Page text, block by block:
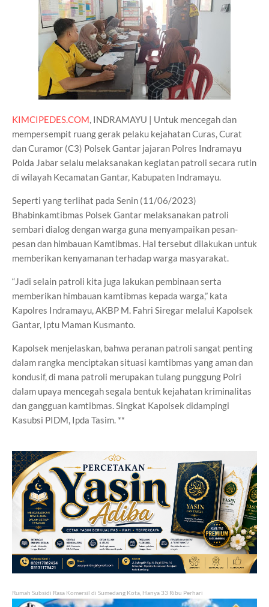
KIMCIPEDES.COM, INDRAMAYU | Untuk mencegah dan
mempersempit ruang gerak pelaku kejahatan Curas, Curat
dan Curamor (C3) Polsek Gantar jajaran Polres Indramayu
Polda Jabar selalu melaksanakan kegiatan patroli secara rutin
di wilayah Kecamatan Gantar, Kabupaten Indramayu.
Seperti yang terlihat pada Senin (11/06/2023)
Bhabinkamtibmas Polsek Gantar melaksanakan patroli
sembari dialog dengan warga guna menyampaikan pesan-
pesan dan himbauan Kamtibmas. Hal tersebut dilakukan untuk
memberikan kenyamanan terhadap warga masyarakat.
“Jadi selain patroli kita juga lakukan pembinaan serta
memberikan himbauan kamtibmas kepada warga,” kata
Kapolres Indramayu, AKBP M. Fahri Siregar melalui Kapolsek
Gantar, Iptu Maman Kusmanto.
Kapolsek menjelaskan, bahwa peranan patroli sangat penting
dalam rangka menciptakan situasi kamtibmas yang aman dan
kondusif, di mana patroli merupakan tulang punggung Polri
dalam upaya mencegah segala bentuk kejahatan kriminalitas
dan gangguan kamtibmas. Singkat Kapolsek didampingi
Kasubsi PIDM, Ipda Tasim. **
Rumah Subsidi Rasa Komersil di Sumedang Kota, Hanya 33 Ribu Perhari